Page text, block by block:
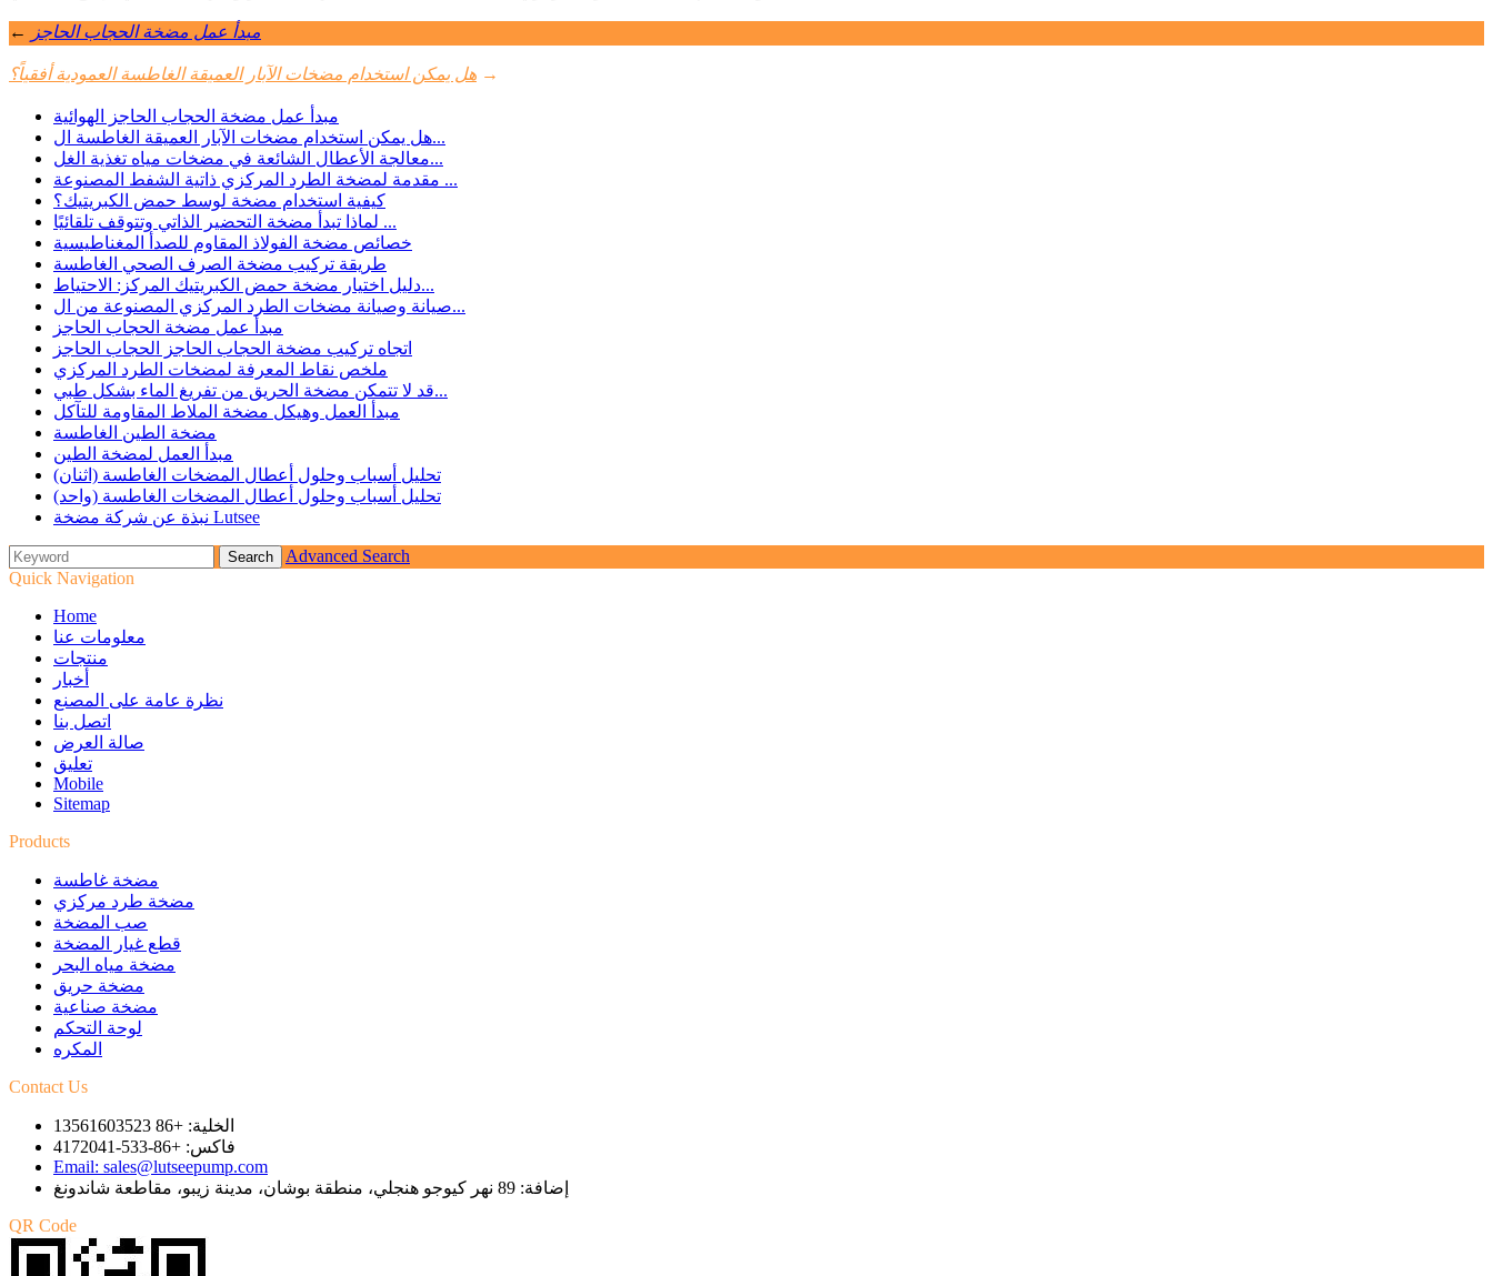
← مبدأ عمل مضخة الحجاب الحاجز
هل يمكن استخدام مضخات الآبار العميقة الغاطسة العمودية أفقياً؟ →
مبدأ عمل مضخة الحجاب الحاجز الهوائية
هل يمكن استخدام مضخات الآبار العميقة الغاطسة ال...
معالجة الأعطال الشائعة في مضخات مياه تغذية الغل...
مقدمة لمضخة الطرد المركزي ذاتية الشفط المصنوعة ...
كيفية استخدام مضخة لوسط حمض الكبريتيك؟
لماذا تبدأ مضخة التحضير الذاتي وتتوقف تلقائيًا ...
خصائص مضخة الفولاذ المقاوم للصدأ المغناطيسية
طريقة تركيب مضخة الصرف الصحي الغاطسة
دليل اختيار مضخة حمض الكبريتيك المركز: الاحتياط...
صيانة وصيانة مضخات الطرد المركزي المصنوعة من ال...
مبدأ عمل مضخة الحجاب الحاجز
اتجاه تركيب مضخة الحجاب الحاجز الحجاب الحاجز
ملخص نقاط المعرفة لمضخات الطرد المركزي
قد لا تتمكن مضخة الحريق من تفريغ الماء بشكل طبي...
مبدأ العمل وهيكل مضخة الملاط المقاومة للتآكل
مضخة الطين الغاطسة
مبدأ العمل لمضخة الطين
تحليل أسباب وحلول أعطال المضخات الغاطسة (اثنان)
تحليل أسباب وحلول أعطال المضخات الغاطسة (واحد)
نبذة عن شركة مضخة Lutsee
Advanced Search
Quick Navigation
Home
معلومات عنا
منتجات
أخبار
نظرة عامة على المصنع
اتصل بنا
صالة العرض
تعليق
Mobile
Sitemap
Products
مضخة غاطسة
مضخة طرد مركزي
صب المضخة
قطع غيار المضخة
مضخة مياه البحر
مضخة حريق
مضخة صناعية
لوحة التحكم
المكره
Contact Us
الخلية: +86 13561603523
فاكس: +86-533-4172041
Email: sales@lutseepump.com
إضافة: 89 نهر كيوجو هنجلي، منطقة بوشان، مدينة زيبو، مقاطعة شاندونغ
QR Code